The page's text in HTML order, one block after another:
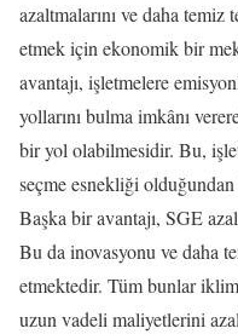
azaltmalarını ve daha
etmek için ekonomik bir
avantajı, işletmelere
yollarını bulma imkânı
bir yol olabilmesidir. Bu,
seçme esnekliği
Başka bir avantajı, SGE
Bu da inovasyonu ve daha
etmektedir. Tüm bunlar
uzun vadeli maliyetlerini